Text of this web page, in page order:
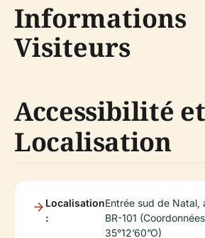
Informations
Visiteurs
Accessibilité et
Localisation
Localisation
:
Entrée sud de Natal,
BR-101 (Coordonnées
35°12’60”O)